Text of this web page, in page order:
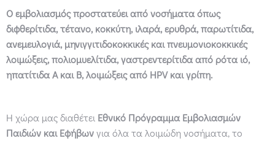
Ο εμβολιασμός προστατεύει από νοσήματα όπως
διφθερίτιδα, τέτανο, κοκκύτη, ιλαρά, ερυθρά, παρωτίτιδα,
ανεμευλογιά, μηνιγγιτιδοκοκκικές και πνευμονιοκοκκικές
λοιμώξεις, πολιομυελίτιδα, γαστρεντερίτιδα από ρότα ιό,
ηπατίτιδα Α και Β, λοιμώξεις από HPV και γρίπη.
Η χώρα μας διαθέτει Εθνικό Πρόγραμμα Εμβολιασμών
Παιδιών και Εφήβωνγια όλα τα λοιμώδη νοσήματα, το